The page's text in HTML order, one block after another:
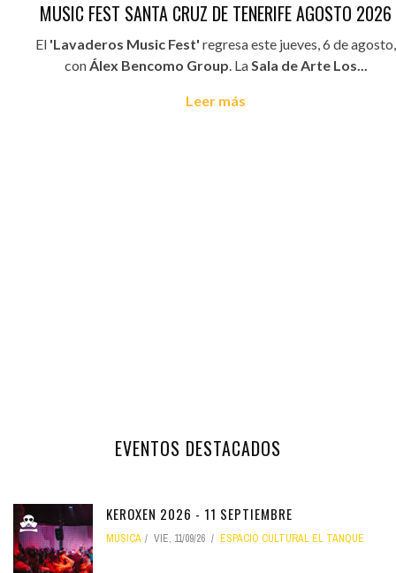
MUSIC FEST SANTA CRUZ DE TENERIFE AGOSTO 2026
El 'Lavaderos Music Fest' regresa este jueves, 6 de agosto,
con Álex Bencomo Group . La Sala de Arte Los...
Leer más
EVENTOS DESTACADOS
KEROXEN 2026 - 11 SEPTIEMBRE
MÚSICA VIE, 11/09/26 ESPACIO CULTURAL EL TANQUE